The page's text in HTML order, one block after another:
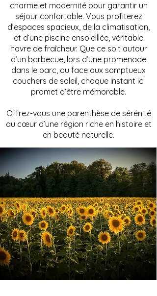
charme et modernité pour garantir un
séjour confortable. Vous profiterez
d’espaces spacieux, de la climatisation,
et d’une piscine ensoleillée, véritable
havre de fraîcheur. Que ce soit autour
d’un barbecue, lors d’une promenade
dans le parc, ou face aux somptueux
couchers de soleil, chaque instant ici
promet d’être mémorable.
Offrez-vous une parenthèse de sérénité
au cœur d’une région riche en histoire et
en beauté naturelle.